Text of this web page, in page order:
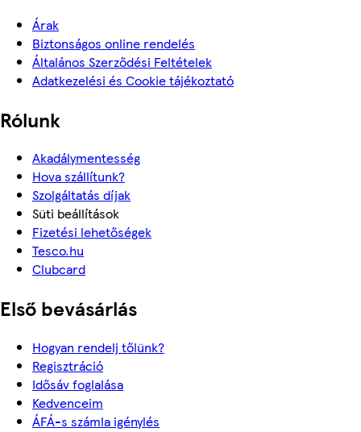
Árak
Biztonságos online rendelés
Általános Szerződési Feltételek
Adatkezelési és Cookie tájékoztató
Rólunk
Akadálymentesség
Hova szállítunk?
Szolgáltatás díjak
Süti beállítások
Fizetési lehetőségek
Tesco.hu
Clubcard
Első bevásárlás
Hogyan rendelj tőlünk?
Regisztráció
Idősáv foglalása
Kedvenceim
ÁFÁ-s számla igénylés